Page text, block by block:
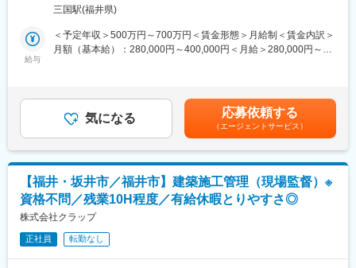
ーがそれぞれ在籍しており、20代～50代まで幅広く在籍してま
◆就業環境：
・「現場が自走する」文化創りの主役
単なるツールの導入にとどまらず、「人が変わり組織が変わる」
というDXの本質への深い関与。
現場の人々が自らデジタルを使いこなし、業務を変革していく姿
を間近で支える大きな達成感とやりがいがあります。
・グローバルメーカーの経営基盤を動かすダイナミズム
世界トップクラスの規模を持つモノづくりの現場や組織全体とい
う大きなフィールド。自身の企画や仕掛けが、会社全体の生産性
＜具体的には＞
・有機合成による新規材料開発
・新製法の検討・開発
・グラムスケールからキロスケールへのスケールアップ
・工場への技術移管
・分析評価業務（HPLC、GC、ICP-MS等）
・顧客との技術打ち合わせへの参加（経験による）
しています
（1）電子材料
・半導体材料
・機能性電子材料
（2）機能性材料
三国駅(福井県)
給与
＜予定年収＞500万円～700万円＜賃金形態＞月給制＜賃金内訳＞
月額（基本給）：280,000円～400,000円＜月給＞280,000円～
ります。月給(月額)は固定手当を含めた表記です。
気になる 応募依頼する
（エージェントサービス）
【福井・坂井市／福井市】建築施工管理（現場監督）※
資格不問／残業10H程度／有給休暇とりやすさ◎
株式会社クラップ
正社員 転勤なし